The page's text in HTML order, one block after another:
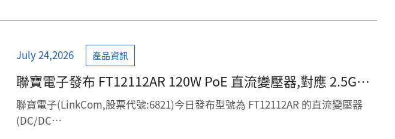
July 24,2026 產品資訊
聯寶電子發布 FT12112AR 120W PoE 直流變壓器,對應 2.5G
LAN 與 2A 供電架構
聯寶電子(LinkCom,股票代號:6821)今日發布型號為 FT12112AR 的直流變壓器
(DC/DC